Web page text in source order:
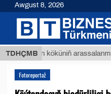
TDHÇMB
köküniň arassalanmadyk
Fotoreportaž
Awgust 8, 2026